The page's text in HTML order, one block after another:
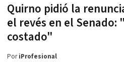
Quirno pidió la
el revés en el Senado:
costado"
PoriProfesional